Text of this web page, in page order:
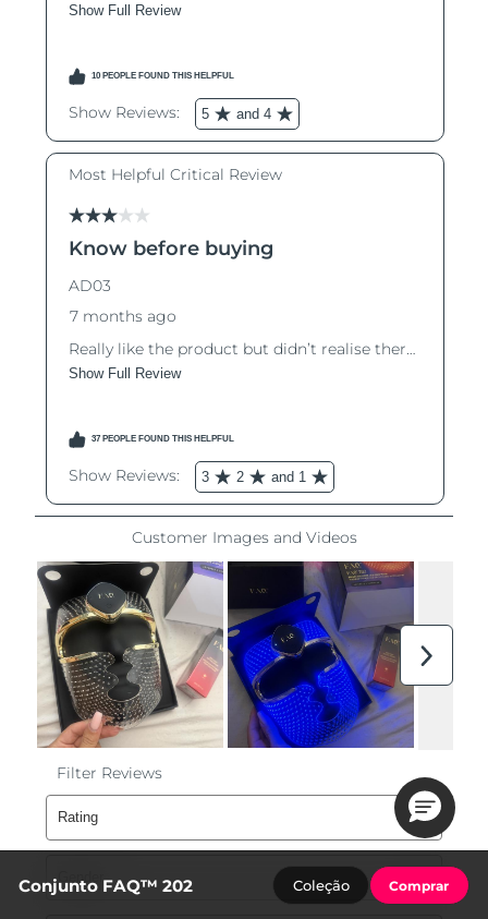
Conjunto FAQ™ 202 Coleção Comprar